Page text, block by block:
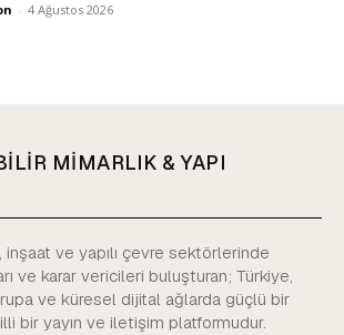
- 4 Ağustos 2026
MİMARLIK & YAPI
inşaat ve yapılı çevre sektörlerinde
ve karar vericileri buluşturan; Türkiye,
ve küresel dijital ağlarda güçlü bir
bir yayın ve iletişim platformudur.